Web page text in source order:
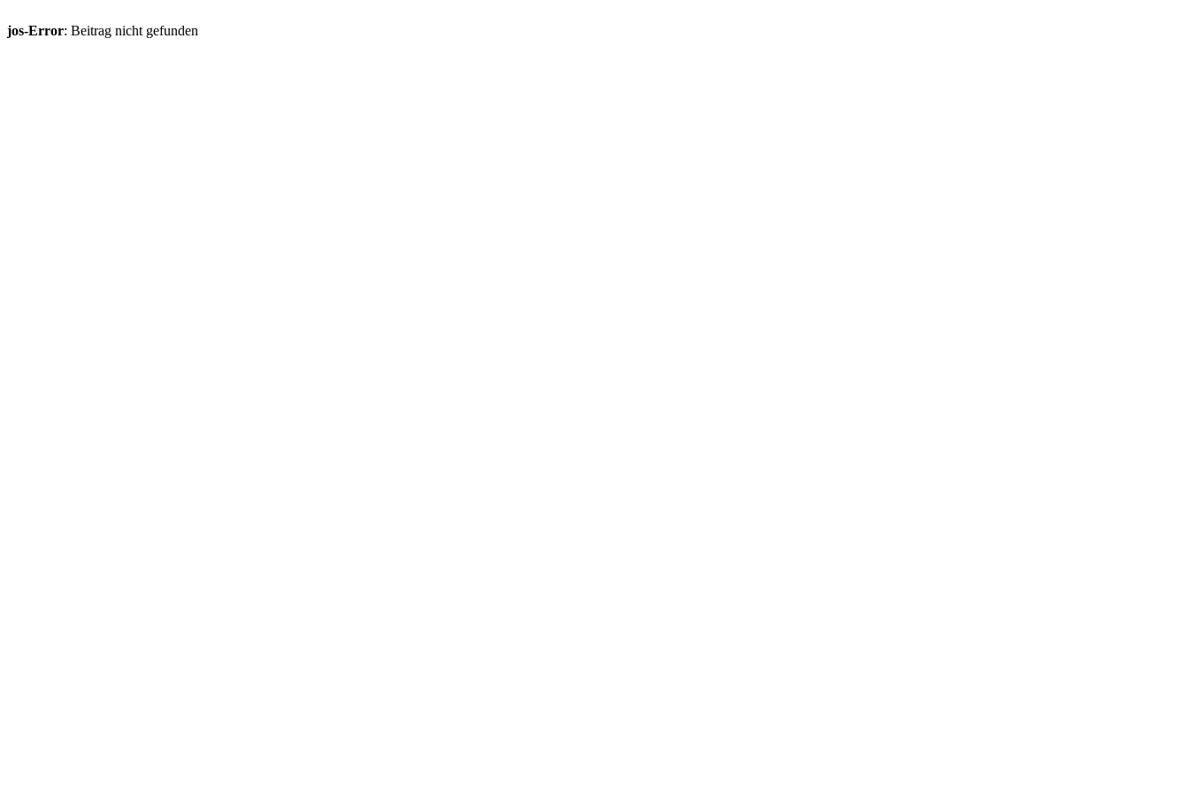
jos-Error: Beitrag nicht gefunden